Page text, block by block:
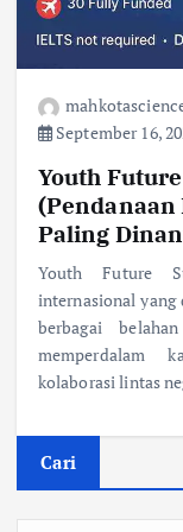
September 16,
Youth
(Pendanaan
Paling
Youth Future
internasional yang
berbagai
memperdalam
kolaborasi lintas
Cari